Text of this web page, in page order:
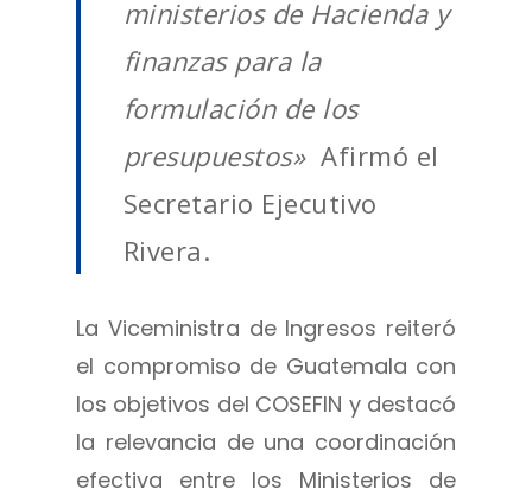
ministerios de Hacienda y
finanzas para la
formulación de los
presupuestos»Afirmó el
Secretario Ejecutivo
Rivera.
La Viceministra de Ingresos reiteró
el compromiso de Guatemala con
los objetivos del COSEFIN y destacó
la relevancia de una coordinación
efectiva entre los Ministerios de